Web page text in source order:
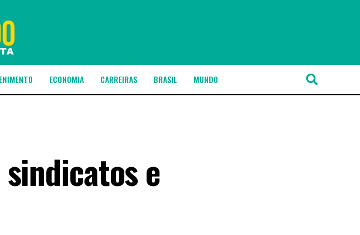
ECONOMIA CARREIRAS BRASIL MUNDO
e